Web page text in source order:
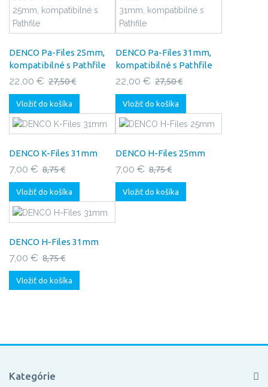
DENCO Pa-Files 25mm,
kompatibilné s Pathfile
22,00 € 27,50 €
Vložiť do košíka
DENCO Pa-Files 31mm,
kompatibilné s Pathfile
22,00 € 27,50 €
Vložiť do košíka
DENCO K-Files 31mm
7,00 € 8,75 €
Vložiť do košíka
DENCO H-Files 25mm
7,00 € 8,75 €
Vložiť do košíka
DENCO H-Files 31mm
7,00 € 8,75 €
Vložiť do košíka
Kategórie